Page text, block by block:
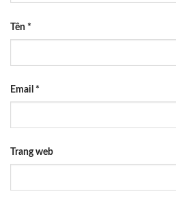
Tên *
Email *
Trang web